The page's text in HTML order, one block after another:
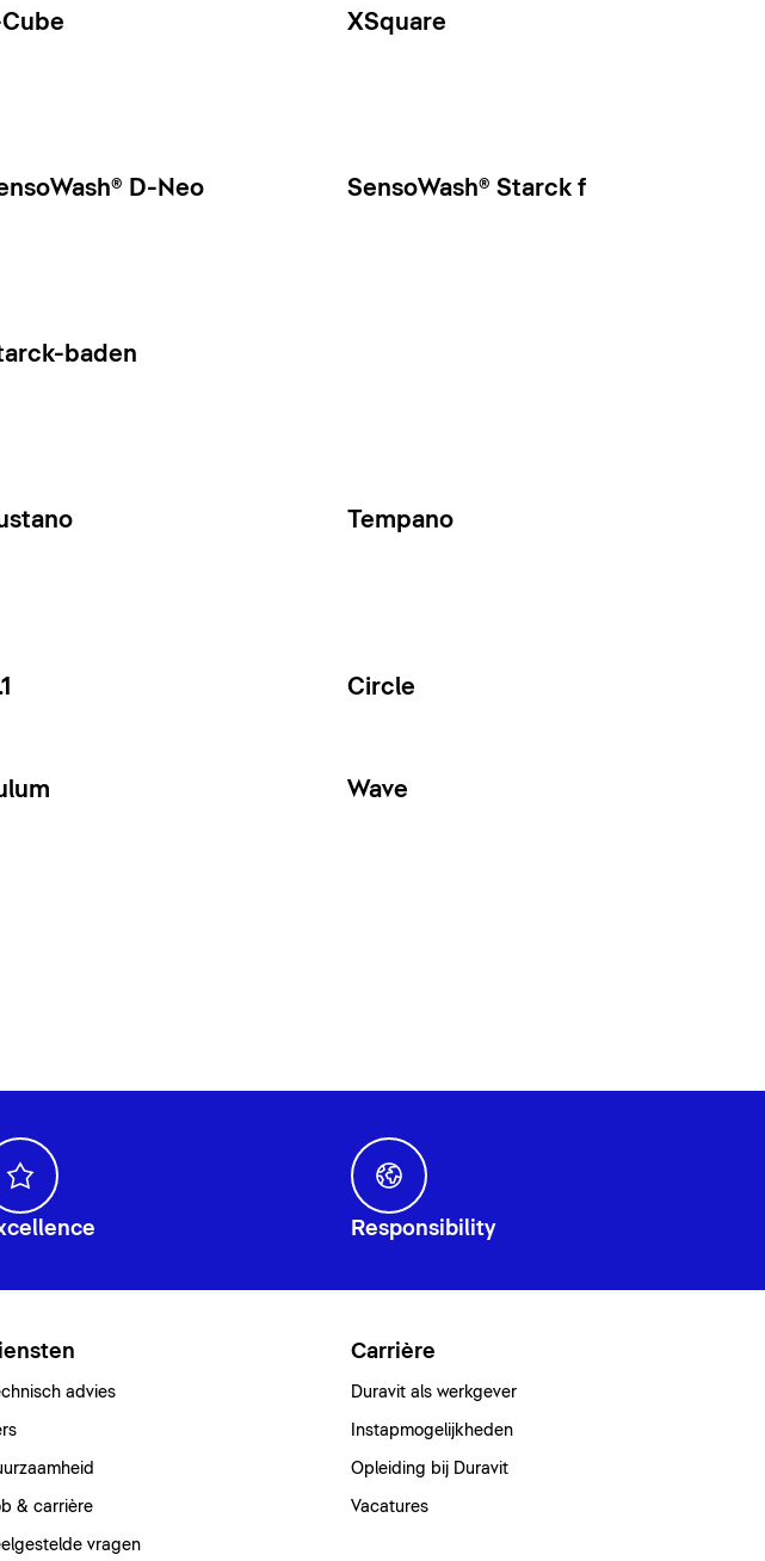
Cube XSquare
D-Neo SensoWash® Starck f
baden
Tempano
Circle
Wave
Responsibility
advies
& carrière
vragen
Carrière
Duravit als werkgever
Instapmogelijkheden
Opleiding bij Duravit
Vacatures